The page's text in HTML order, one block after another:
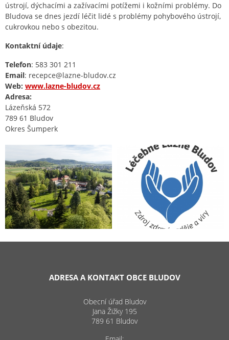
ústrojí, dýchacími a zažívacími potížemi i kožními problémy. Do
Bludova se dnes jezdí léčit lidé s problémy pohybového ústrojí,
cukrovkou nebo s obezitou.
Kontaktní údaje:
Telefon: 583 301 211
Email: recepce@lazne-bludov.cz
Web: www.lazne-bludov.cz
Adresa:
Lázeňská 572
789 61 Bludov
Okres Šumperk
ADRESA A KONTAKT OBCE BLUDOV
Obecní úřad Bludov
Jana Žižky 195
789 61 Bludov